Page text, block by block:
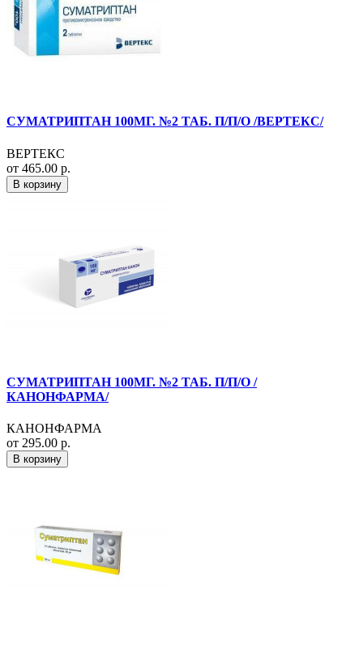
СУМАТРИПТАН 100МГ. №2 ТАБ. П/П/О /ВЕРТЕКС/
ВЕРТЕКС
от 465.00 р.
В корзину
СУМАТРИПТАН 100МГ. №2 ТАБ. П/П/О /
КАНОНФАРМА/
КАНОНФАРМА
от 295.00 р.
В корзину